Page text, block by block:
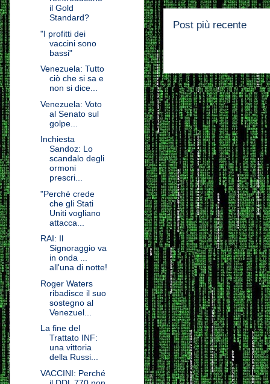
Post più recente
il Gold
Standard?
"I profitti dei
vaccini sono
bassi"
Venezuela: Tutto
ciò che si sa e
non si dice...
Venezuela: Voto
al Senato sul
golpe...
Inchiesta
Sandoz: Lo
scandalo degli
ormoni
prescri...
"Perché crede
che gli Stati
Uniti vogliano
attacca...
RAI: Il
Signoraggio va
in onda ...
all'una di notte!
Roger Waters
ribadisce il suo
sostegno al
Venezuel...
La fine del
Trattato INF:
una vittoria
della Russi...
VACCINI: Perché